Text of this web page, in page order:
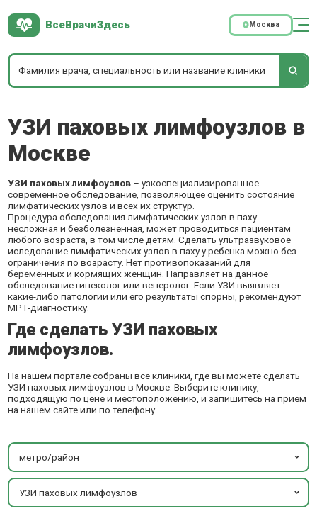
ВсеВрачиЗдесь Москва
УЗИ паховых лимфоузлов в
Москве
УЗИ паховых лимфоузлов – узкоспециализированное
современное обследование, позволяющее оценить состояние
лимфатических узлов и всех их структур.
Процедура обследования лимфатических узлов в паху
несложная и безболезненная, может проводиться пациентам
любого возраста, в том числе детям. Сделать ультразвуковое
иследование лимфатических узлов в паху у ребенка можно без
ограничения по возрасту. Нет противопоказаний для
беременных и кормящих женщин. Направляет на данное
обследование гинеколог или венеролог. Если УЗИ выявляет
какие-либо патологии или его результаты спорны, рекомендуют
МРТ-диагностику.
Где сделать УЗИ паховых
лимфоузлов.
На нашем портале собраны все клиники, где вы можете сделать
УЗИ паховых лимфоузлов в Москве. Выберите клинику,
подходящую по цене и местоположению, и запишитесь на прием
на нашем сайте или по телефону.
метро/район
УЗИ паховых лимфоузлов